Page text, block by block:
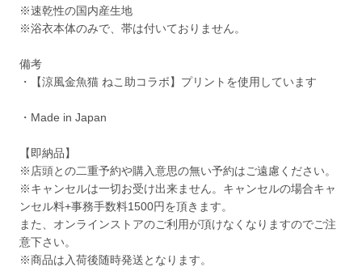
※速乾性の国内産生地
※浴衣本体のみで、帯は付いておりません。
備考
・【涼風金魚猫 ねこ助コラボ】プリントを使用しています
・Made in Japan
【即納品】
※店頭との二重予約や購入意思の無い予約はご遠慮ください。
※キャンセルは一切お受け出来ません。キャンセルの場合キャ
ンセル料+事務手数料1500円を頂きます。
また、オンラインストアのご利用が頂けなくなりますのでご注
意下さい。
※商品は入荷後随時発送となります。